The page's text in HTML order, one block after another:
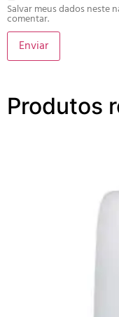
Salvar meus dados neste
comentar.
Produtos